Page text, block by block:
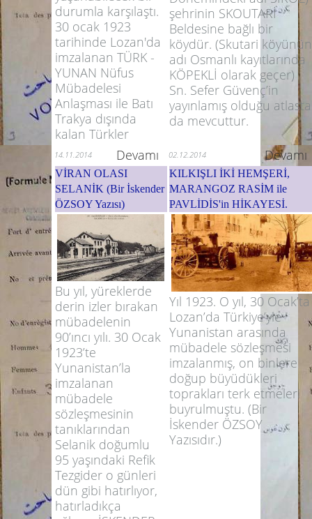
durumla karşılaştı.
30 ocak 1923
tarihinde Lozan'da
imzalanan TÜRK -
YUNAN Nüfus
Mübadelesi
Anlaşması ile Batı
Trakya dışında
kalan Türkler
şehrinin SKOUTARİ
Beldesine bağlı bir
köydür. (Skutari köyünün
adı Osmanlı kayıtlarında
KÖPEKLİ olarak geçer)
Sn. Sefer Güvenç’in
yayınlamış olduğu atlasta
da mevcuttur.
14.11.2014 Devamı 02.12.2014 Devamı
VİRAN OLASI
SELANİK (Bir İskender
ÖZSOY Yazısı)
KILKIŞLI İKİ HEMŞERİ,
MARANGOZ RASİM ile
PAVLİDİS'in HİKAYESİ.
Bu yıl, yüreklerde
derin izler bırakan
mübadelenin
90’ıncı yılı. 30 Ocak
1923’te
Yunanistan’la
imzalanan
mübadele
sözleşmesinin
tanıklarından
Selanik doğumlu
95 yaşındaki Refik
Tezgider o günleri
dün gibi hatırlıyor,
hatırladıkça
Yıl 1923. O yıl, 30 Ocak’ta
Lozan’da Türkiye’yle
Yunanistan arasında
mübadele sözleşmesi
imzalanmış, on binlere
doğup büyüdükleri
toprakları terk etmeleri
buyrulmuştu. (Bir
İskender ÖZSOY
Yazısıdır.)